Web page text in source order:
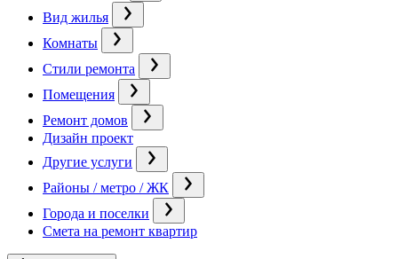
Вид жилья
Комнаты
Стили ремонта
Помещения
Ремонт домов
Дизайн проект
Другие услуги
Районы / метро / ЖК
Города и поселки
Смета на ремонт квартир